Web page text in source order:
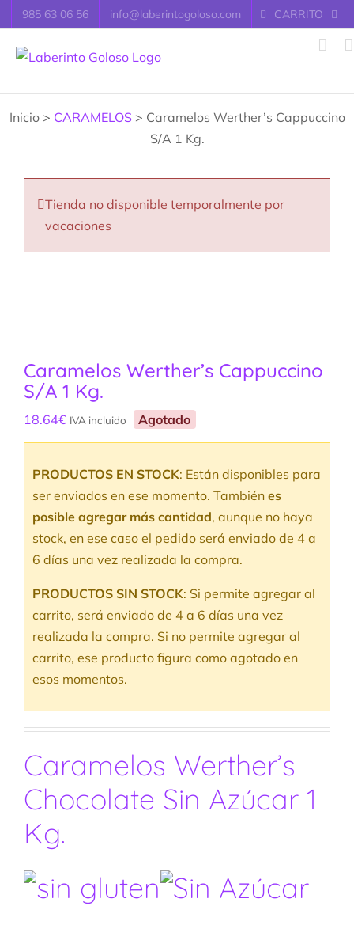
Saltar
al
contenido
985 63 06 56 info@laberintogoloso.com CARRITO
Inicio > CARAMELOS> Caramelos Werther’s Cappuccino
S/A 1 Kg.
Tienda no disponible temporalmente por
vacaciones
Caramelos Werther’s Cappuccino
S/A 1 Kg.
18.64€ IVA incluido Agotado
PRODUCTOS EN STOCK: Están disponibles para
ser enviados en ese momento. También es
posible agregar más cantidad, aunque no haya
stock, en ese caso el pedido será enviado de 4 a
6 días una vez realizada la compra.
PRODUCTOS SIN STOCK: Si permite agregar al
carrito, será enviado de 4 a 6 días una vez
realizada la compra. Si no permite agregar al
carrito, ese producto figura como agotado en
esos momentos.
Caramelos Werther’s
Chocolate Sin Azúcar 1
Kg.